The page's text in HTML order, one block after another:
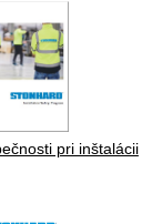
pri inštalácii